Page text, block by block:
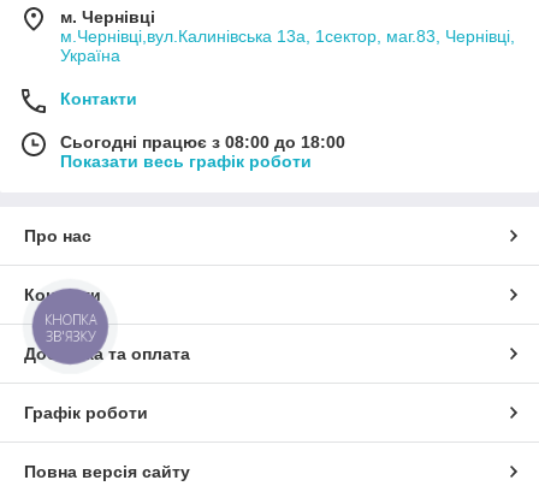
м. Чернівці
м.Чернівці,вул.Калинівська 13а, 1сектор, маг.83, Чернівці,
Україна
Контакти
Сьогодні працює з 08:00 до 18:00
Показати весь графік роботи
Про нас
Контакти
Доставка та оплата
Графік роботи
Повна версія сайту
КНОПКА
ЗВ'ЯЗКУ